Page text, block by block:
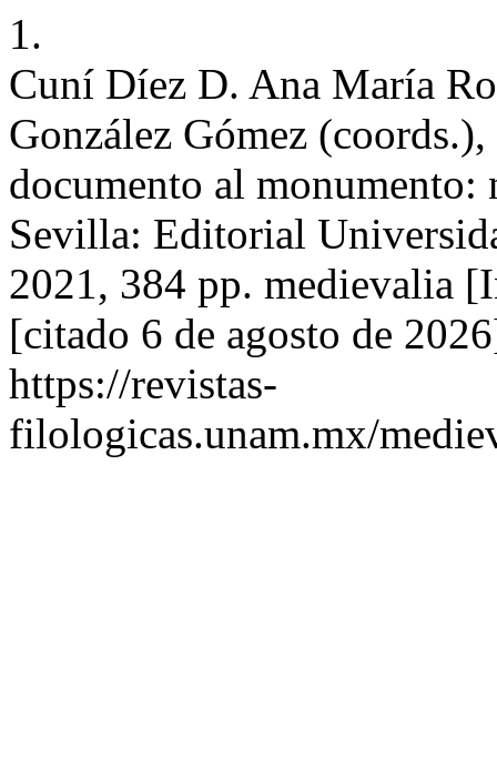
1.
Cuní Díez D. Ana María
González Gómez
documento al monumento:
Sevilla: Editorial
2021, 384 pp. medievalia
[citado 6 de agosto de
https://revistas-
filologicas.unam.mx/